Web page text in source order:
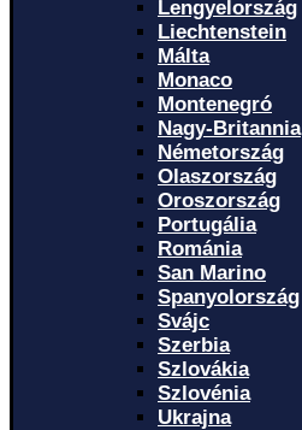
Lengyelország
Liechtenstein
Málta
Monaco
Montenegró
Nagy-Britannia
Németország
Olaszország
Oroszország
Portugália
Románia
San Marino
Spanyolország
Svájc
Szerbia
Szlovákia
Szlovénia
Ukrajna